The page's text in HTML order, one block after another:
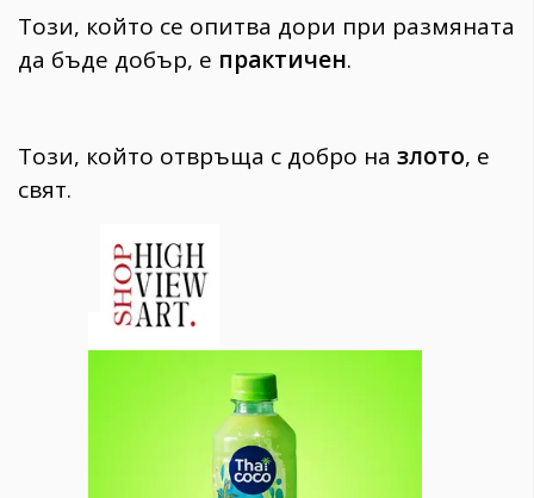
Този, който се опитва дори при размяната
да бъде добър, е практичен.
Този, който отвръща с добро на злото, е
свят.